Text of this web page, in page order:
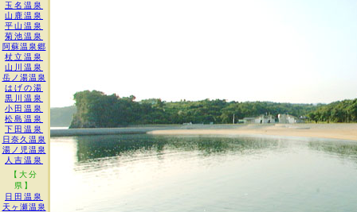
玉名温泉
山鹿温泉
平山温泉
菊池温泉
阿蘇温泉郷
杖立温泉
山川温泉
岳ノ湯温泉
はげの湯
黒川温泉
小田温泉
松島温泉
下田温泉
日奈久温泉
湯ノ児温泉
人吉温泉
【大分
県】
日田温泉
天ヶ瀬温泉